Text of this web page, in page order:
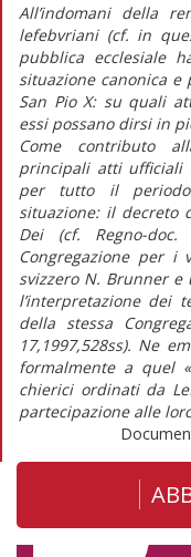
All’indomani della
lefebvriani (cf. in
pubblica ecclesiale
situazione canonica
San Pio X: su quali
essi possano dirsi in
Come contributo
principali atti ufficiali
per tutto il
situazione: il decreto
Dei (cf. Regno-doc.
Congregazione per i
svizzero N. Brunner
l’interpretazione dei
della stessa
17,1997,528ss). Ne
formalmente a quel
chierici ordinati da
partecipazione alle